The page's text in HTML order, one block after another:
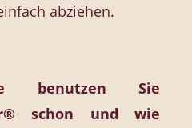
abziehen.
benutzen Sie
schon und wie